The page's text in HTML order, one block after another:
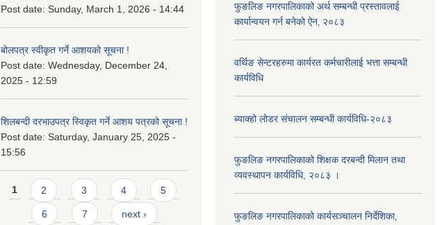
Post date: Sunday, March 1, 2026 - 14:44
बोलपत्र स्वीकृत गर्ने आशयको सूचना !
Post date: Wednesday, December 24,
2025 - 12:59
शिलबन्दी दरभाउपत्र स्विकृत गर्ने आशय पत्रको सूचना !
Post date: Saturday, January 25, 2025 -
15:56
Pages
1 2 3 4 5
6 7 next ›
फुङलिङ नगरपालिकाको अर्थ सम्बन्धी प्रस्तावलाई
कार्यान्वयन गर्न बनेको ऐन‚ २०८३
वर्थिङ सेन्टरहरुमा कार्यरत कर्मचारीलाई भत्ता सम्बन्धी
कार्यविधि
ब्याक्हो लोडर संचालन सम्बन्धी कार्यविधि-२०८३
फुङलिङ नगरपालिकाको शिक्षक दरबन्दी मिलान तथा
व्यवस्थापन कार्यविधि, २०८३ ।
फुङलिङ नगरपालिकाको कार्यसञ्चालन निर्देशिका‚